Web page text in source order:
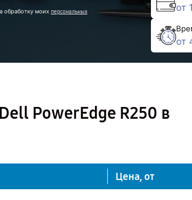
обработку моих персональных
от
от
PowerEdge R250 в
Цена, от